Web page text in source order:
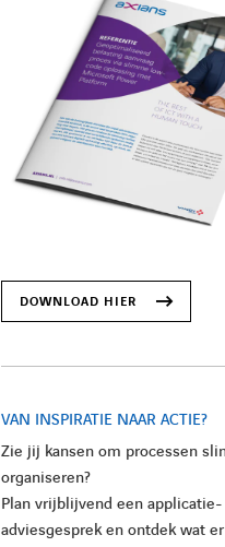
DOWNLOAD HIER
VAN INSPIRATIE NAAR ACTIE?
Zie jij kansen om processen
organiseren?
Plan vrijblijvend een applicatie-
adviesgesprek en ontdek wat